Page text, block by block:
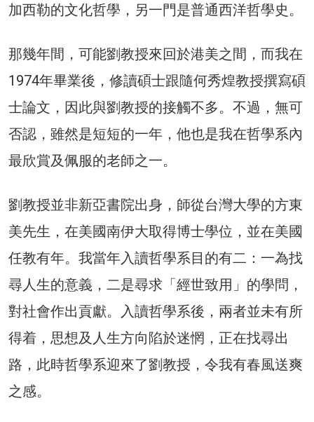
加西勒的文化哲學，另一門是普通西洋哲學史。
那幾年間，可能劉教授來回於港美之間，而我在
1974年畢業後，修讀碩士跟隨何秀煌教授撰寫碩
士論文，因此與劉教授的接觸不多。不過，無可
否認，雖然是短短的一年，他也是我在哲學系內
最欣賞及佩服的老師之一。
劉教授並非新亞書院出身，師從台灣大學的方東
美先生，在美國南伊大取得博士學位，並在美國
任教有年。我當年入讀哲學系目的有二：一為找
尋人生的意義，二是尋求「經世致用」的學問，
對社會作出貢獻。入讀哲學系後，兩者並未有所
得着，思想及人生方向陷於迷惘，正在找尋出
路，此時哲學系迎來了劉教授，令我有春風送爽
之感。